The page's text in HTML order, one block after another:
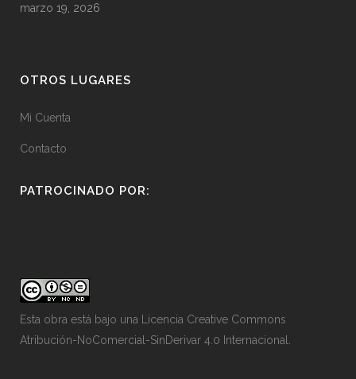
marzo 19, 2026
OTROS LUGARES
Mi Cuenta
Contacto
PATROCINADO POR:
Esta obra está bajo una
Licencia Creative Commons
Atribución-NoComercial-SinDerivar 4.0 Internacional